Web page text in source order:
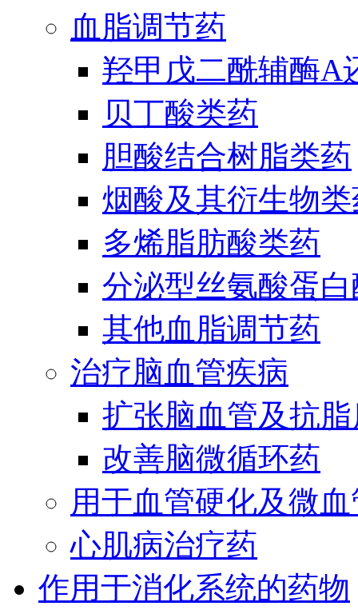
血脂调节药
羟甲戊二酰辅酶A
贝丁酸类药
胆酸结合树脂类药
烟酸及其衍生物
多烯脂肪酸类药
分泌型丝氨酸蛋
其他血脂调节药
治疗脑血管疾病
扩张脑血管及抗
改善脑微循环药
用于血管硬化及微
心肌病治疗药
作用于消化系统的药物